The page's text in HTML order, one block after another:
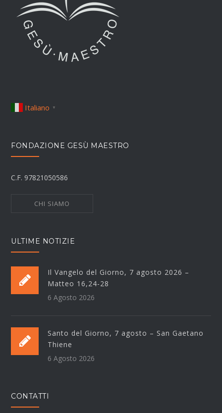
Italiano ▼
FONDAZIONE GESÙ MAESTRO
C.F. 97821050586
CHI SIAMO
ULTIME NOTIZIE
Il Vangelo del Giorno, 7 agosto 2026 –
Matteo 16,24-28
6 Agosto 2026
Santo del Giorno, 7 agosto – San Gaetano
Thiene
6 Agosto 2026
CONTATTI